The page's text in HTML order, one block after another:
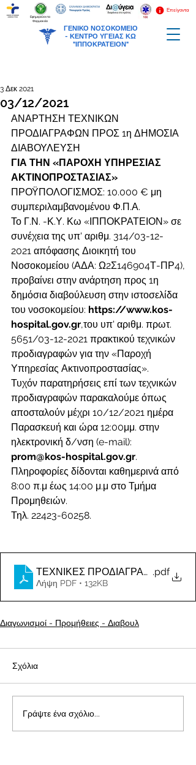
ΓΕΝΙΚΟ ΝΟΣΟΚΟΜΕΙΟ
- ΚΕΝΤΡΟ ΥΓΕΙΑΣ ΚΩ
"ΙΠΠΟΚΡΑΤΕΙΟΝ"
Επείγοντα
Εφημερεύοντα
Φαρμακεία
03/12/2021
3 Δεκ 2021
ΑΝΑΡΤΗΣΗ ΤΕΧΝΙΚΩΝ
ΠΡΟΔΙΑΓΡΑΦΩΝ ΠΡΟΣ 1η ΔΗΜΟΣΙΑ
ΔΙΑΒΟΥΛΕΥΣΗ
ΓΙΑ ΤΗΝ «ΠΑΡΟΧΗ ΥΠΗΡΕΣΙΑΣ
ΑΚΤΙΝΟΠΡΟΣΤΑΣΙΑΣ»
ΠΡΟΫΠΟΛΟΓΙΣΜΟΣ: 10.000 € μη
συμπεριλαμβανομένου Φ.Π.Α.
Το Γ.Ν. -Κ.Υ. Κω «ΙΠΠΟΚΡΑΤΕΙΟΝ» σε
συνέχεια της υπ' αριθμ. 314/03-12-
2021 απόφασης Διοικητή του
Νοσοκομείου (ΑΔΑ: Ω2Σ146904Τ-ΠΡ4),
προβαίνει στην ανάρτηση προς 1η
δημόσια διαβούλευση στην ιστοσελίδα
του νοσοκομείου: https://www.kos-
hospital.gov.gr,του υπ' αριθμ. πρωτ.
5651/03-12-2021 πρακτικού τεχνικών
προδιαγραφών για την «Παροχή
Υπηρεσίας Ακτινοπροστασίας».
Τυχόν παρατηρήσεις επί των τεχνικών
προδιαγραφών παρακαλούμε όπως
αποσταλούν μέχρι 10/12/2021 ημέρα
Παρασκευή και ώρα 12:00μμ. στην
ηλεκτρονική δ/νση (e-mail):
prom@kos-hospital.gov.gr.
Πληροφορίες δίδονται καθημερινά από
8:00 π.μ έως 14:00 μ.μ στο Τμήμα
Προμηθειών.
Τηλ. 22423-60258.
ΤΕΧΝΙΚΕΣ ΠΡΟΔΙΑΓΡΑΦΕΣ ΠΡΟΣ
.pdf
Λήψη PDF • 132KB
Διαγωνισμοί - Προμήθειες - Διαβουλ
Σχόλια
Γράψτε ένα σχόλιο...